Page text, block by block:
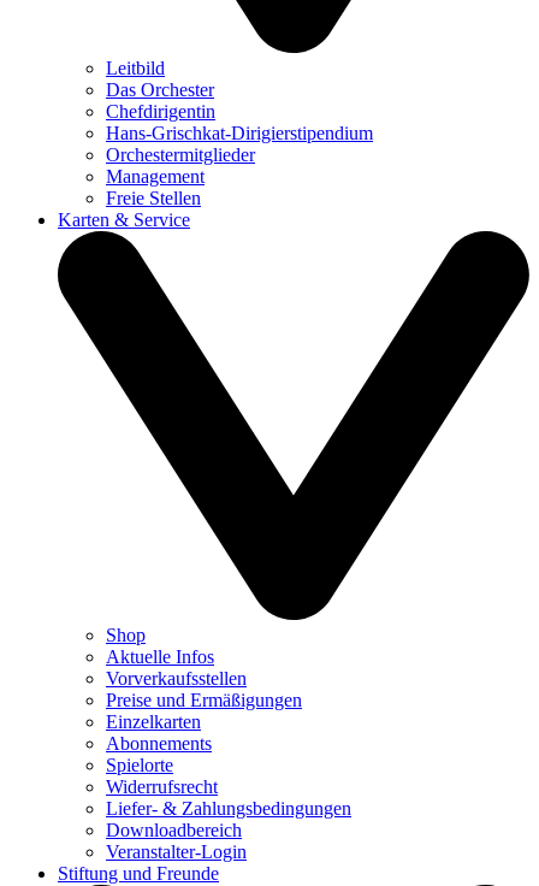
Leitbild
Das Orchester
Chefdirigentin
Hans-Grischkat-Dirigierstipendium
Orchestermitglieder
Management
Freie Stellen
Karten & Service
Shop
Aktuelle Infos
Vorverkaufsstellen
Preise und Ermäßigungen
Einzelkarten
Abonnements
Spielorte
Widerrufsrecht
Liefer- & Zahlungsbedingungen
Downloadbereich
Veranstalter-Login
Stiftung und Freunde